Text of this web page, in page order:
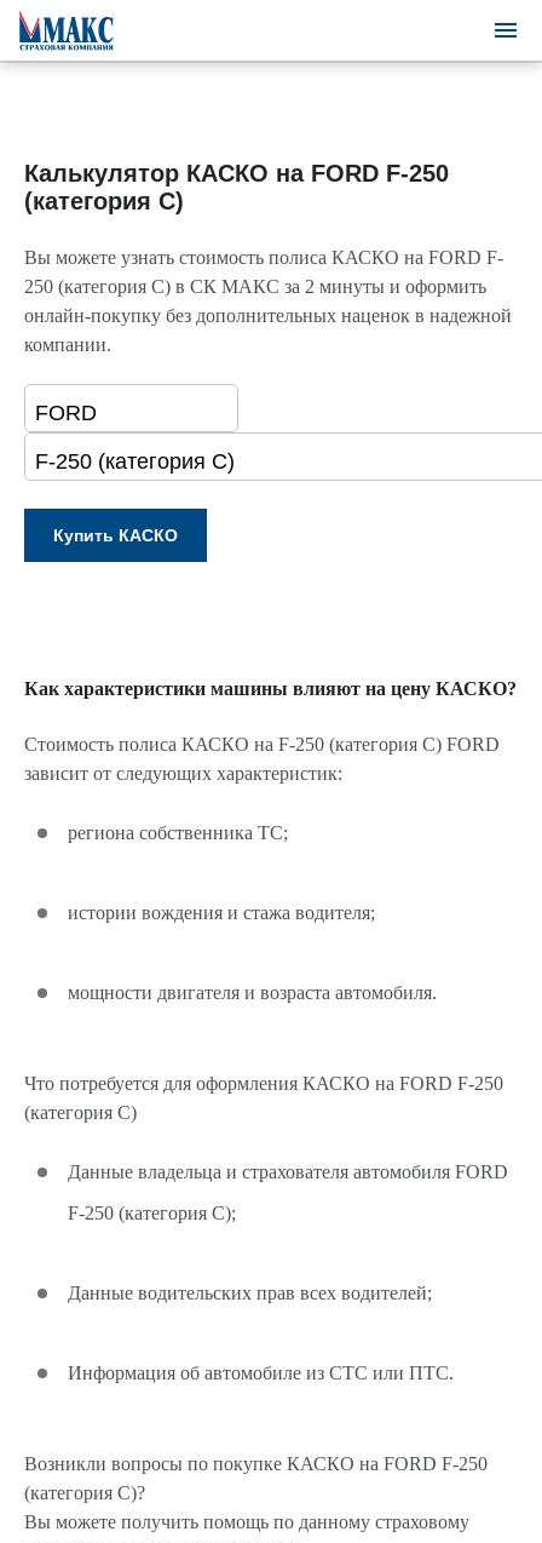
Калькулятор КАСКО на FORD F-250
(категория C)
Вы можете узнать стоимость полиса КАСКО на FORD F-
250 (категория C) в СК МАКС за 2 минуты и оформить
онлайн-покупку без дополнительных наценок в надежной
компании.
Как характеристики машины влияют на цену КАСКО?
Стоимость полиса КАСКО на F-250 (категория C) FORD
зависит от следующих характеристик:
региона собственника ТС;
истории вождения и стажа водителя;
мощности двигателя и возраста автомобиля.
Что потребуется для оформления КАСКО на FORD F-250
(категория C)
Данные владельца и страхователя автомобиля FORD
F-250 (категория C);
Данные водительских прав всех водителей;
Информация об автомобиле из СТС или ПТС.
Возникли вопросы по покупке КАСКО на FORD F-250
(категория C)?
Вы можете получить помощь по данному страховому